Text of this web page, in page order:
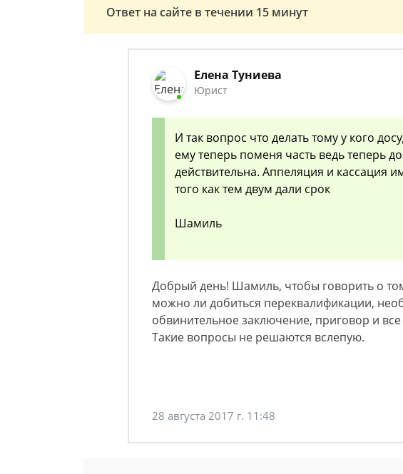
Ответ на сайте в течении 15 минут
Елена Туниева
Юрист
И так вопрос что делать тому у кого
ему теперь поменя часть ведь теперь
действительна. Аппеляция и кассация
того как тем двум дали срок
Шамиль
Добрый день! Шамиль, чтобы говорить о
можно ли добиться переквалификации,
обвинительное заключение, приговор и
Такие вопросы не решаются вслепую.
28 августа 2017 г. 11:48